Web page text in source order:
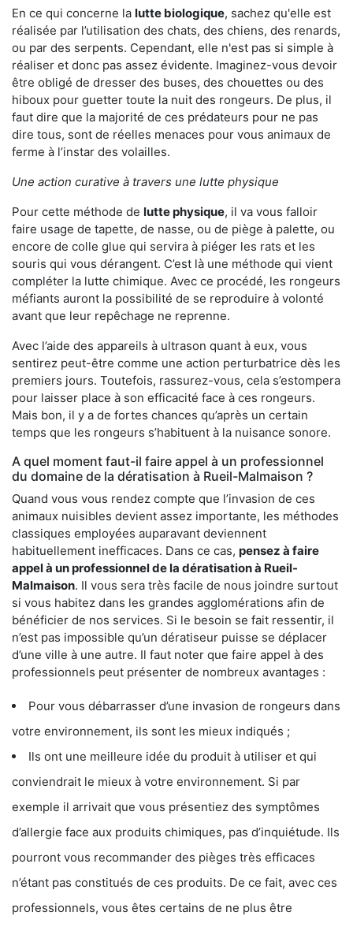
En ce qui concerne la lutte biologique, sachez qu'elle est
réalisée par l’utilisation des chats, des chiens, des renards,
ou par des serpents. Cependant, elle n'est pas si simple à
réaliser et donc pas assez évidente. Imaginez-vous devoir
être obligé de dresser des buses, des chouettes ou des
hiboux pour guetter toute la nuit des rongeurs. De plus, il
faut dire que la majorité de ces prédateurs pour ne pas
dire tous, sont de réelles menaces pour vous animaux de
ferme à l’instar des volailles.
Une action curative à travers une lutte physique
Pour cette méthode de lutte physique, il va vous falloir
faire usage de tapette, de nasse, ou de piège à palette, ou
encore de colle glue qui servira à piéger les rats et les
souris qui vous dérangent. C’est là une méthode qui vient
compléter la lutte chimique. Avec ce procédé, les rongeurs
méfiants auront la possibilité de se reproduire à volonté
avant que leur repêchage ne reprenne.
Avec l’aide des appareils à ultrason quant à eux, vous
sentirez peut-être comme une action perturbatrice dès les
premiers jours. Toutefois, rassurez-vous, cela s’estompera
pour laisser place à son efficacité face à ces rongeurs.
Mais bon, il y a de fortes chances qu’après un certain
temps que les rongeurs s’habituent à la nuisance sonore.
A quel moment faut-il faire appel à un professionnel
du domaine de la dératisation à Rueil-Malmaison ?
Quand vous vous rendez compte que l’invasion de ces
animaux nuisibles devient assez importante, les méthodes
classiques employées auparavant deviennent
habituellement inefficaces. Dans ce cas, pensez à faire
appel à un professionnel de la dératisation à Rueil-
Malmaison. Il vous sera très facile de nous joindre surtout
si vous habitez dans les grandes agglomérations afin de
bénéficier de nos services. Si le besoin se fait ressentir, il
n’est pas impossible qu’un dératiseur puisse se déplacer
d’une ville à une autre. Il faut noter que faire appel à des
professionnels peut présenter de nombreux avantages :
Pour vous débarrasser d’une invasion de rongeurs dans
votre environnement, ils sont les mieux indiqués ;
Ils ont une meilleure idée du produit à utiliser et qui
conviendrait le mieux à votre environnement. Si par
exemple il arrivait que vous présentiez des symptômes
d’allergie face aux produits chimiques, pas d’inquiétude. Ils
pourront vous recommander des pièges très efficaces
n’étant pas constitués de ces produits. De ce fait, avec ces
professionnels, vous êtes certains de ne plus être